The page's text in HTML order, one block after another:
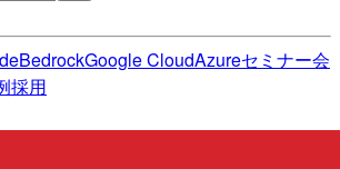
BedrockGoogle CloudAzureセミナー会
採用